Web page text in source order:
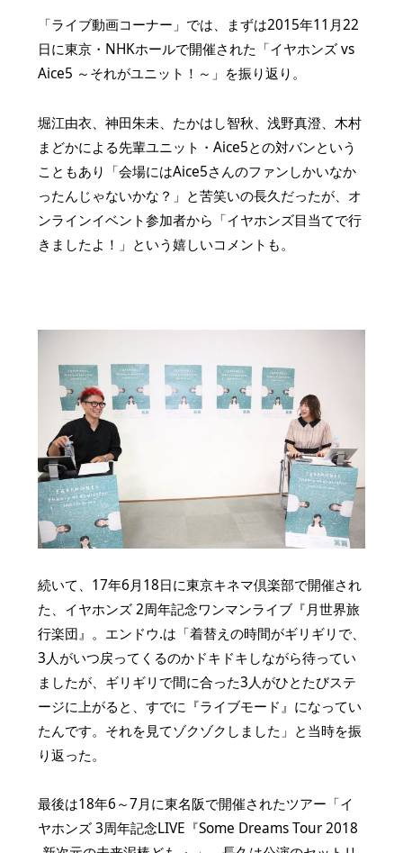
「ライブ動画コーナー」では、まずは2015年11月22
日に東京・NHKホールで開催された「イヤホンズ vs
Aice5 ～それがユニット！～」を振り返り。
堀江由衣、神田朱未、たかはし智秋、浅野真澄、木村
まどかによる先輩ユニット・Aice5との対バンという
こともあり「会場にはAice5さんのファンしかいなか
ったんじゃないかな？」と苦笑いの長久だったが、オ
ンラインイベント参加者から「イヤホンズ目当てで行
きましたよ！」という嬉しいコメントも。
続いて、17年6月18日に東京キネマ倶楽部で開催され
た、イヤホンズ 2周年記念ワンマンライブ『月世界旅
行楽団』。エンドウ.は「着替えの時間がギリギリで、
3人がいつ戻ってくるのかドキドキしながら待ってい
ましたが、ギリギリで間に合った3人がひとたびステ
ージに上がると、すでに『ライブモード』になってい
たんです。それを見てゾクゾクしました」と当時を振
り返った。
最後は18年6～7月に東名阪で開催されたツアー「イ
ヤホンズ 3周年記念LIVE『Some Dreams Tour 2018